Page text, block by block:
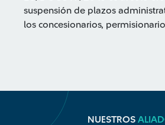
suspensión de plazos
los concesionarios,
NUESTROS